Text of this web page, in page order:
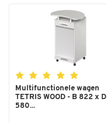
Multifunctionele wagen
TETRIS WOOD - B 822 x D
580...